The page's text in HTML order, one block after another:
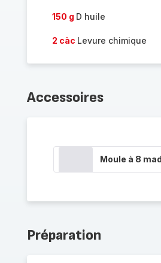
150 g D huile
2 càc Levure chimique
Accessoires
Moule à 8
Préparation